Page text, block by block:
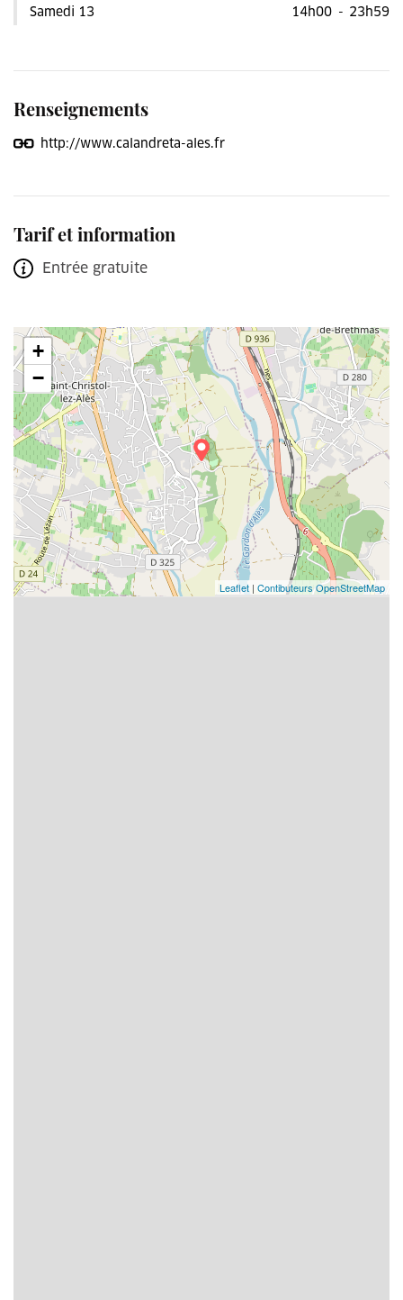
Samedi 13 14h00 - 23h59
Renseignements
http://www.calandreta-ales.fr
Tarif et information
Entrée gratuite
+
−
Leaflet | Contibuteurs OpenStreetMap